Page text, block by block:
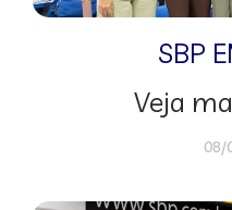
SBP
Veja
08/